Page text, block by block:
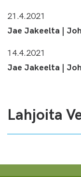
21.4.2021
Jae Jakeelta |
14.4.2021
Jae Jakeelta |
Lahjoita